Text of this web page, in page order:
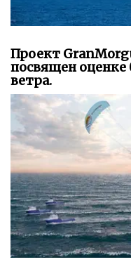
Проект
посвящен
ветра.